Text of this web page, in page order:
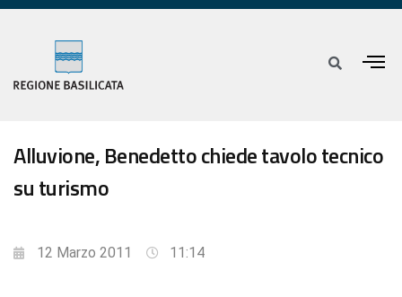
Alluvione, Benedetto chiede tavolo tecnico
su turismo
12 Marzo 2011 11:14